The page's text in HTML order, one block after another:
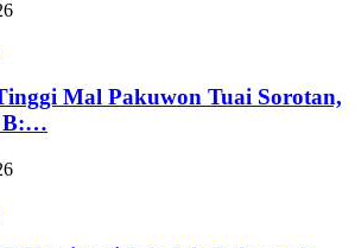
Mal Pakuwon Tuai Sorotan,
B:…